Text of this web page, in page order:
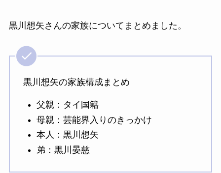
黒川想矢さんの家族についてまとめました。
黒川想矢の家族構成まとめ
父親：タイ国籍
母親：芸能界入りのきっかけ
本人：黒川想矢
弟：黒川晏慈